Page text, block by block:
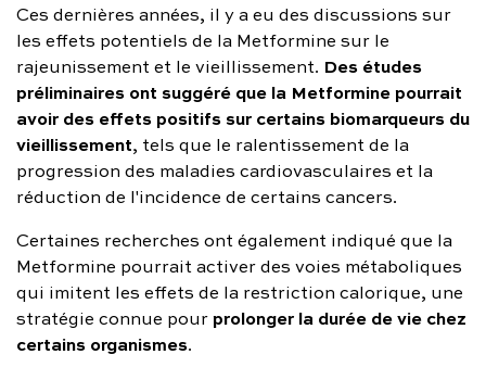
Ces dernières années, il y a eu des discussions sur
les effets potentiels de la Metformine sur le
rajeunissement et le vieillissement. Des études
préliminaires ont suggéré que la Metformine pourrait
avoir des effets positifs sur certains biomarqueurs du
vieillissement, tels que le ralentissement de la
progression des maladies cardiovasculaires et la
réduction de l'incidence de certains cancers.
Certaines recherches ont également indiqué que la
Metformine pourrait activer des voies métaboliques
qui imitent les effets de la restriction calorique, une
stratégie connue pourprolonger la durée de vie chez
certains organismes.